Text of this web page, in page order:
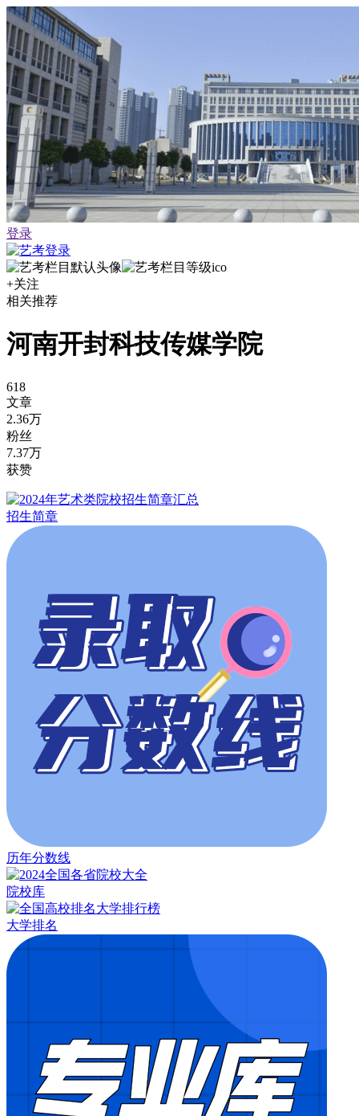
登录
+关注
相关推荐
河南开封科技传媒学院
618
文章
2.36万
粉丝
7.37万
获赞
招生简章
历年分数线
院校库
大学排名